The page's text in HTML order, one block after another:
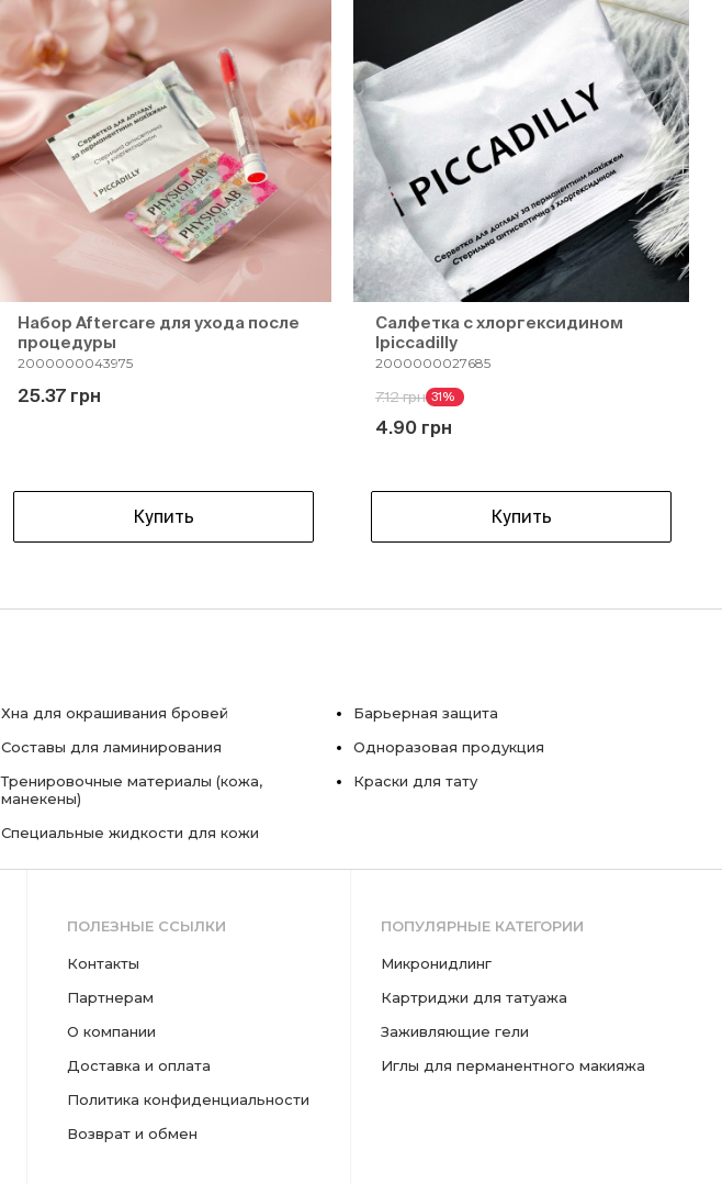
Набор Aftercare для ухода после
процедуры
2000000043975
25.37 грн
Купить
Салфетка с хлоргексидином
Ipiccadilly
2000000027685
7.12 грн 31%
4.90 грн
Купить
Хна для окрашивания бровей
Составы для ламинирования
Тренировочные материалы (кожа,
манекены)
Специальные жидкости для кожи
Барьерная защита
Одноразовая продукция
Краски для тату
ПОЛЕЗНЫЕ ССЫЛКИ
Контакты
Партнерам
О компании
Доставка и оплата
Политика конфиденциальности
Возврат и обмен
ПОПУЛЯРНЫЕ КАТЕГОРИИ
микронидлинг
картриджи для татуажа
заживляющие гели
иглы для перманентного макияжа